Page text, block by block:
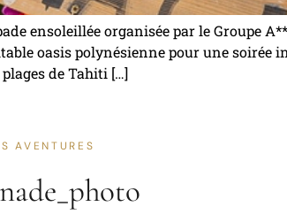
ensoleillée organisée par le Groupe
oasis polynésienne pour une soirée
de Tahiti […]
AVENTURES